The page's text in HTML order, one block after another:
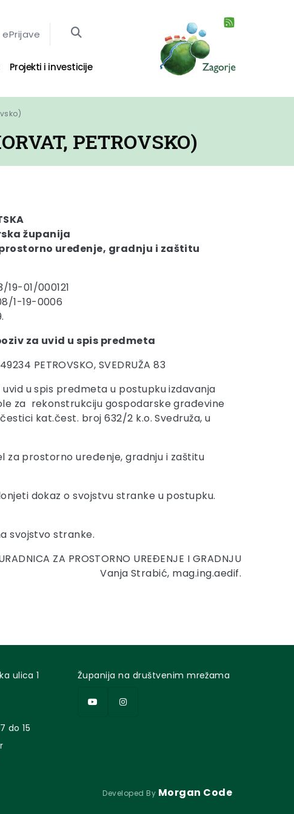
ePrijave
Projekti i investicije
PETROVSKO)
županija
uređenje, gradnju i zaštitu
19-01/000121
1-19-0006
za uvid u spis predmeta
PETROVSKO, SVEDRUŽA 83
uvid u spis predmeta u postupku izdavanja
za rekonstrukciju gospodarske građevine
kat.čest. broj 632/2 k.o. Svedruža, u
za prostorno uređenje, gradnju i zaštitu
dokaz o svojstvu stranke u postupku.
svojstvo stranke.
ZA PROSTORNO UREĐENJE I GRADNJU
Vanja Strabić, mag.ing.aedif.
ulica 1
do 15
Županija na društvenim mrežama
Developed By Morgan Code